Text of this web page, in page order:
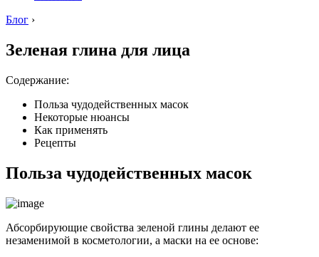
Блог ›
Зеленая глина для лица
Содержание:
Польза чудодейственных масок
Некоторые нюансы
Как применять
Рецепты
Польза чудодейственных масок
Абсорбирующие свойства зеленой глины делают ее
незаменимой в косметологии, а маски на ее основе: